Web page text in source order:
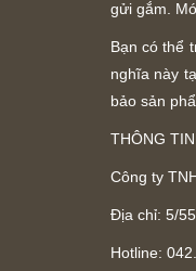
gửi gắm.
Bạn có thể
nghĩa này
bảo sản
THÔNG
Công ty
Địa chỉ: 5/
Hotline: